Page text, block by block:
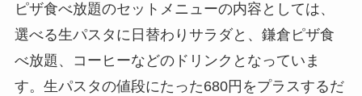
ピザ食べ放題のセットメニューの内容としては、
選べる生パスタに日替わりサラダと、鎌倉ピザ食
べ放題、コーヒーなどのドリンクとなっていま
す。生パスタの値段にたった680円をプラスするだ